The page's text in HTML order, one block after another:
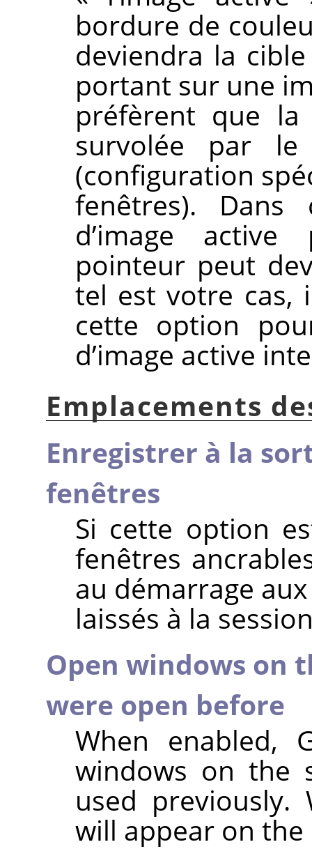
bordure de
deviendra la
portant sur une
préfèrent que
survolée par
(configuration
fenêtres). Dans
d’image
pointeur peut
tel est votre cas,
cette option
d’image active
Emplacements
Enregistrer à la
fenêtres
Si cette option
fenêtres
au démarrage
laissés à la
Open windows on
were open before
When enabled,
windows on the
used previously.
will appear on